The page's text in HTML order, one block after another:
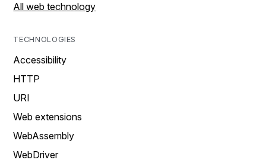
All web technology
TECHNOLOGIES
Accessibility
HTTP
URI
Web extensions
WebAssembly
WebDriver